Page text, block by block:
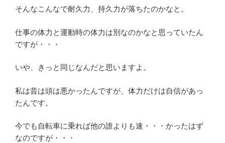
そんなこんなで耐久力、持久力が落ちたのかなと。
仕事の体力と運動時の体力は別なのかなと思っていたん
ですが・・・
いや、きっと同じなんだと思いますよ。
私は昔は頭は悪かったんですが、体力だけは自信があっ
たんです。
今でも自転車に乗れば他の誰よりも速・・・かったはず
なのですが・・・